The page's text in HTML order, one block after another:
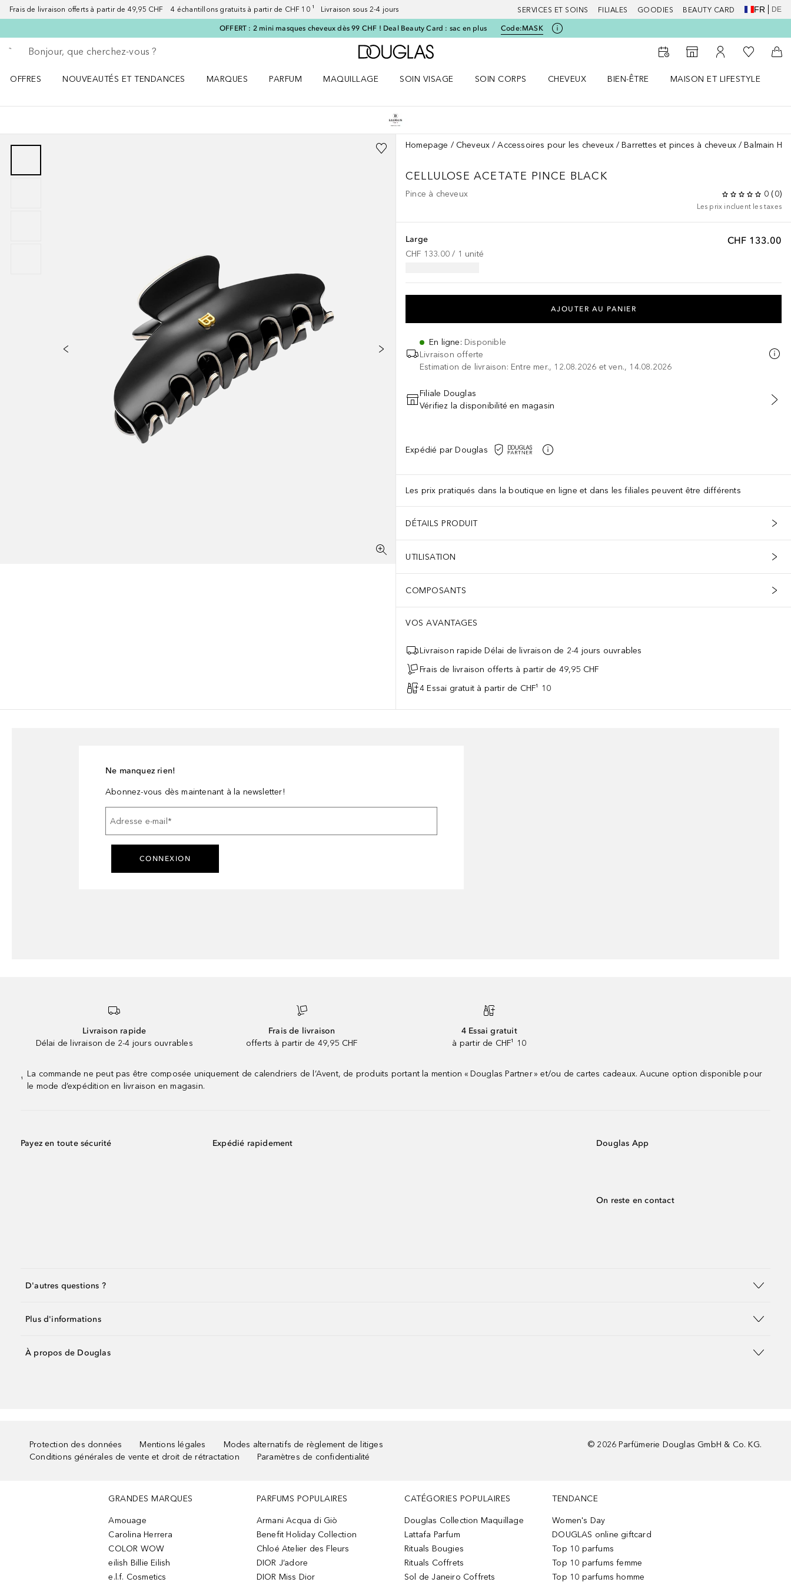
Frais de livraison offerts à partir de 49,95 CHF 4 échantillons gratuits à partir de CHF 10 ¹ Livraison sous 2-4 jours SERVICES ET SOINS FILIALES GOODIES BEAUTY CARD FR DE
OFFERT : 2 mini masques cheveux dès 99 CHF ! Deal Beauty Card : sac en plus Code:MASK
Retourner
Exécuter la recherche
Vers l'accueil Douglas
Vers le Storefinder
Vers Mon Compte
Vers Ma
OFFRES
NOUVEAUTÉS ET TENDANCES
MARQUES
PARFUM
MAQUILLAGE
SOIN VISAGE
SOIN CORPS
CHEVEUX
BIEN-ÊTRE
MAISON ET LIFESTYLE
Homepage Cheveux Accessoires pour les cheveux Barrettes et pinces à cheveux Balmain
CELLULOSE ACETATE PINCE BLACK
Pince à cheveux 0 (0)
Les prix incluent les taxes
CHF 133.00
Large
CHF 133.00 / 1 unité
AJOUTER AU PANIER
En ligne: Disponible
Livraison offerte
Estimation de livraison: Entre mer., 12.08.2026 et ven., 14.08.2026
Filiale Douglas
Vérifiez la disponibilité en magasin
Expédié par Douglas
Les prix pratiqués dans la boutique en ligne et dans les filiales peuvent être différents
DÉTAILS PRODUIT
UTILISATION
COMPOSANTS
VOS AVANTAGES
Livraison rapide Délai de livraison de 2-4 jours ouvrables
Frais de livraison offerts à partir de 49,95 CHF
4 Essai gratuit à partir de CHF¹ 10
Ne manquez rien!
Abonnez-vous dès maintenant à la newsletter!
Adresse e-mail *
CONNEXION
Livraison rapide
Délai de livraison de 2-4 jours ouvrables
Frais de livraison
offerts à partir de 49,95 CHF
4 Essai gratuit
à partir de CHF¹ 10
¹
La commande ne peut pas être composée uniquement de calendriers de l’Avent, de produits portant la mention « Douglas Partner » et/ou de cartes cadeaux. Aucune option disponible pour
le mode d’expédition en livraison en magasin.
Payez en toute sécurité Expédié rapidement Douglas App
On reste en contact
D'autres questions ?
Plus d'informations
À propos de Douglas
Protection des données Mentions légales
Modes alternatifs de règlement de litiges
Conditions générales de vente et droit de rétractation
Paramètres de confidentialité
© 2026 Parfümerie Douglas GmbH & Co. KG.
GRANDES MARQUES
Amouage
Carolina Herrera
COLOR WOW
eilish Billie Eilish
e.l.f. Cosmetics
PARFUMS POPULAIRES
Armani Acqua di Giò
Benefit Holiday Collection
Chloé Atelier des Fleurs
DIOR J’adore
DIOR Miss Dior
CATÉGORIES POPULAIRES
Douglas Collection Maquillage
Lattafa Parfum
Rituals Bougies
Rituals Coffrets
Sol de Janeiro Coffrets
TENDANCE
Women's Day
DOUGLAS online giftcard
Top 10 parfums
Top 10 parfums femme
Top 10 parfums homme